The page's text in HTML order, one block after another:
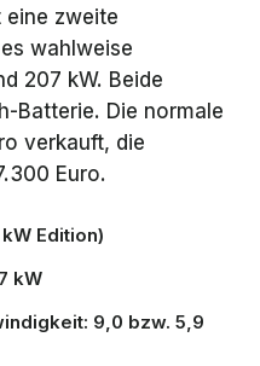
eine zweite
wahlweise
207 kW. Beide
Batterie. Die normale
verkauft, die
Euro.
Edition)
kW
9,0 bzw. 5,9